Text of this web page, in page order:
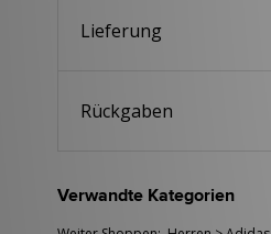
Lieferung
Rückgaben
Verwandte Kategorien